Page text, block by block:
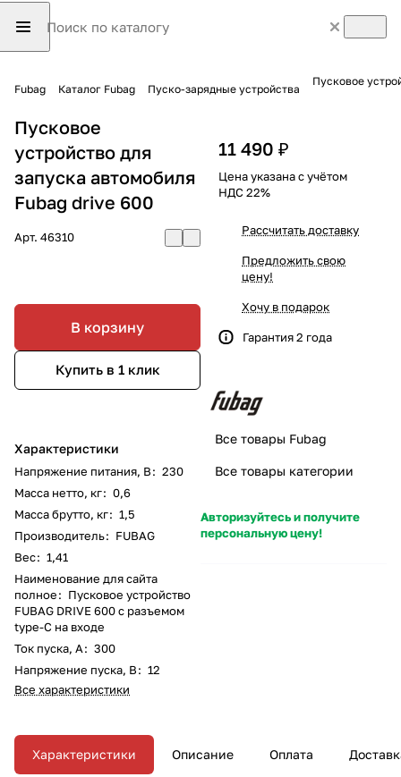
Fubag Каталог Fubag Пуско-зарядные устройства
Пусковое
Пусковое
устройство для
запуска автомобиля
Fubag drive 600
Арт. 46310
В корзину
Купить в 1 клик
Характеристики
Напряжение питания, В: 230
Масса нетто, кг: 0,6
Масса брутто, кг: 1,5
Производитель: FUBAG
Вес: 1,41
Наименование для сайта
полное: Пусковое устройство
FUBAG DRIVE 600 с разъемом
type-C на входе
Ток пуска, А: 300
Напряжение пуска, В: 12
Все характеристики
11 490 ₽
Цена указана с учётом
НДС 22%
Рассчитать доставку
Предложить свою
цену!
Хочу в подарок
Гарантия 2 года
Все товары Fubag
Все товары категории
Авторизуйтесь и получите
персональную цену!
Характеристики Описание Оплата